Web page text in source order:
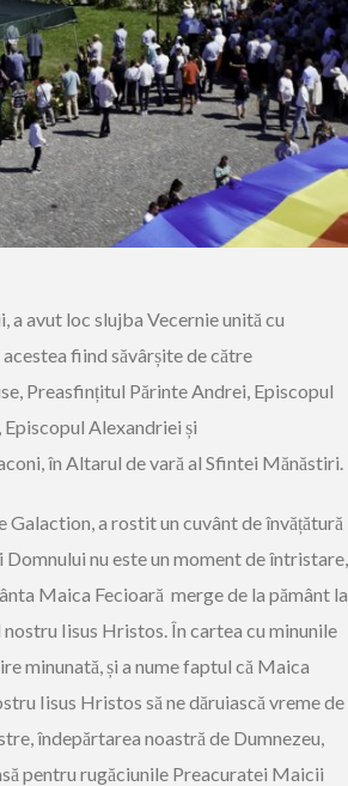
a avut loc slujba Vecernie unită cu
fiind săvârșite de către
Preasfințitul Părinte Andrei, Episcopul
Alexandriei și
în Altarul de vară al Sfintei Mănăstiri.
a rostit un cuvânt de învățătură
nu este un moment de întristare,
Maica Fecioară merge de la pământ la
Iisus Hristos. În cartea cu minunile
minunată, și a nume faptul că Maica
Iisus Hristos să ne dăruiască vreme de
îndepărtarea noastră de Dumnezeu,
pentru rugăciunile Preacuratei Maicii